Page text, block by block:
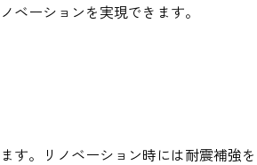
ベーションを実現できます。
す。リノベーション時には耐震補強を